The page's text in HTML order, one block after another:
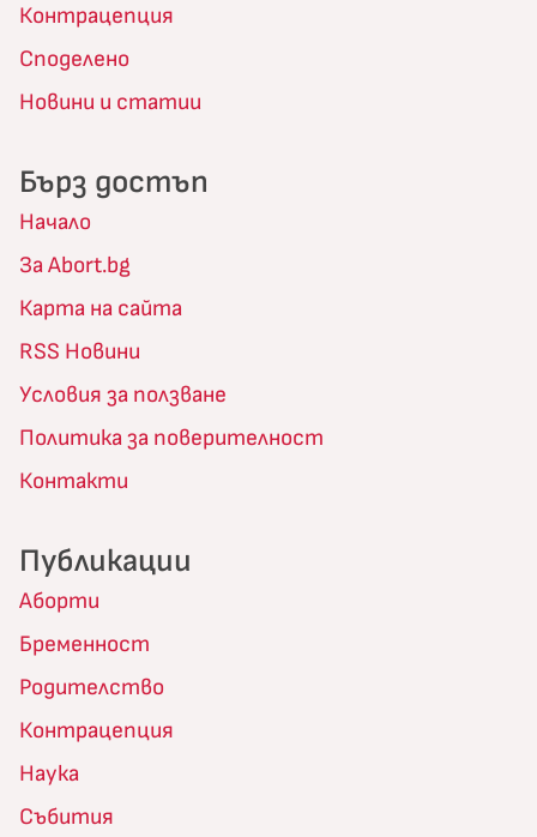
Контрацепция
Споделено
Новини и статии
Бърз достъп
Начало
За Abort.bg
Карта на сайта
RSS Новини
Условия за ползване
Политика за поверителност
Контакти
Публикации
Аборти
Бременност
Родителство
Контрацепция
Наука
Събития